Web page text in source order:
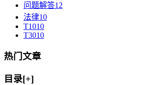
问题解答12
法律10
T1010
T3010
热门文章
目录[+]